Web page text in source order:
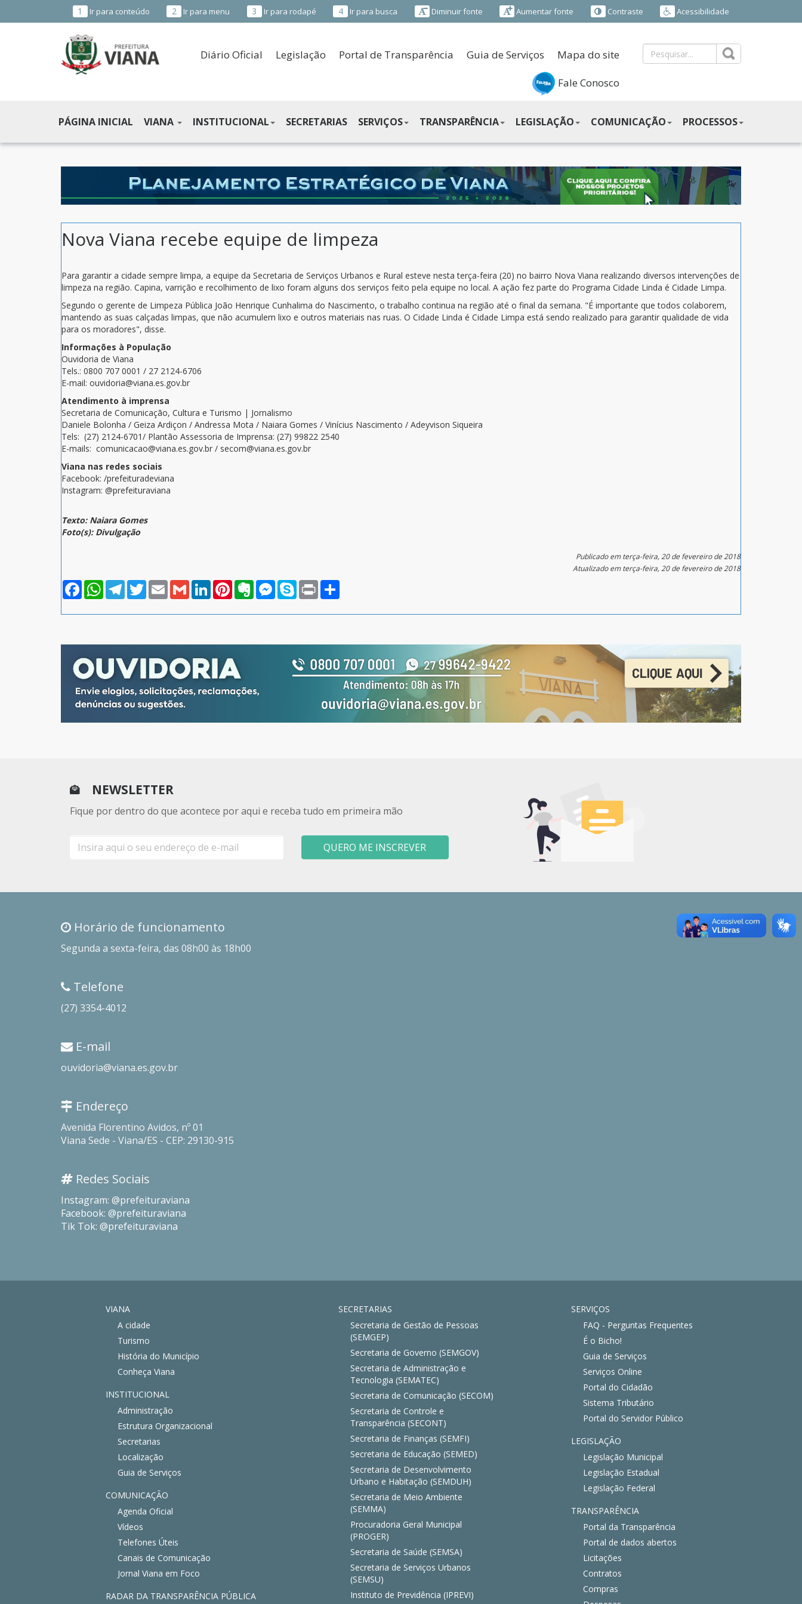
1 Ir para conteúdo 2 Ir para menu 3 Ir para rodapé 4 Ir para busca Diminuir fonte Aumentar fonte Contraste Acessibilidade
MUNICIPAL
DE
VIANA
ES
Diário Oficial Legislação Portal de Transparência Guia de Serviços Mapa do site
Fale Conosco
PÁGINA INICIAL VIANA INSTITUCIONAL SECRETARIAS SERVIÇOS TRANSPARÊNCIA LEGISLAÇÃO COMUNICAÇÃO PROCESSOS
Nova Viana recebe equipe de limpeza
Para garantir a cidade sempre limpa, a equipe da Secretaria de Serviços Urbanos e Rural esteve nesta terça-feira (20) no bairro Nova Viana realizando diversos intervenções de
limpeza na região. Capina, varrição e recolhimento de lixo foram alguns dos serviços feito pela equipe no local. A ação fez parte do Programa Cidade Linda é Cidade Limpa.
Segundo o gerente de Limpeza Pública João Henrique Cunhalima do Nascimento, o trabalho continua na região até o final da semana. "É importante que todos colaborem,
mantendo as suas calçadas limpas, que não acumulem lixo e outros materiais nas ruas. O Cidade Linda é Cidade Limpa está sendo realizado para garantir qualidade de vida
para os moradores", disse.
Informações à População
Ouvidoria de Viana
Tels.: 0800 707 0001 / 27 2124-6706
E-mail: ouvidoria@viana.es.gov.br
Atendimento à imprensa
Secretaria de Comunicação, Cultura e Turismo | Jornalismo
Daniele Bolonha / Geiza Ardiçon / Andressa Mota / Naiara Gomes / Vinícius Nascimento / Adeyvison Siqueira
Tels: (27) 2124-6701/ Plantão Assessoria de Imprensa: (27) 99822 2540
E-mails: comunicacao@viana.es.gov.br / secom@viana.es.gov.br
Viana nas redes sociais
Facebook: /prefeituradeviana
Instagram: @prefeituraviana
Texto: Naiara Gomes
Foto(s): Divulgação
Publicado em terça-feira, 20 de fevereiro de 2018
Atualizado em terça-feira, 20 de fevereiro de 2018
FacebookWhatsAppTelegramTwitterEmail Gmail LinkedInPinterestEvernoteMessenger
Skype Print
NEWSLETTER
Fique por dentro do que acontece por aqui e receba tudo em primeira mão
mail
QUERO ME INSCREVER
Horário de funcionamento
Segunda a sexta-feira, das 08h00 às 18h00
Telefone
(27) 3354-4012
E-mail
ouvidoria@viana.es.gov.br
Endereço
Avenida Florentino Avidos, nº 01
Viana Sede - Viana/ES - CEP: 29130-915
Redes Sociais
Instagram: @prefeituraviana
Facebook: @prefeituraviana
Tik Tok: @prefeituraviana
VIANA
A cidade
Turismo
História do Município
Conheça Viana
INSTITUCIONAL
Administração
Estrutura Organizacional
Secretarias
Localização
Guia de Serviços
COMUNICAÇÃO
Agenda Oficial
Vídeos
Telefones Úteis
Canais de Comunicação
Jornal Viana em Foco
RADAR DA TRANSPARÊNCIA PÚBLICA
SECRETARIAS
Secretaria de Gestão de Pessoas
(SEMGEP)
Secretaria de Governo (SEMGOV)
Secretaria de Administração e
Tecnologia (SEMATEC)
Secretaria de Comunicação (SECOM)
Secretaria de Controle e
Transparência (SECONT)
Secretaria de Finanças (SEMFI)
Secretaria de Educação (SEMED)
Secretaria de Desenvolvimento
Urbano e Habitação (SEMDUH)
Secretaria de Meio Ambiente
(SEMMA)
Procuradoria Geral Municipal
(PROGER)
Secretaria de Saúde (SEMSA)
Secretaria de Serviços Urbanos
(SEMSU)
Instituto de Previdência (IPREVI)
SERVIÇOS
FAQ - Perguntas Frequentes
É o Bicho!
Guia de Serviços
Serviços Online
Portal do Cidadão
Sistema Tributário
Portal do Servidor Público
LEGISLAÇÃO
Legislação Municipal
Legislação Estadual
Legislação Federal
TRANSPARÊNCIA
Portal da Transparência
Portal de dados abertos
Licitações
Contratos
Compras